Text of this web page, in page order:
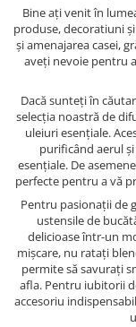
Bine ați venit în
produse, decoratiuni
și amenajarea casei,
aveți nevoie pentru
Dacă sunteți în
selecția noastră de
uleiuri esențiale.
purificând aerul
esențiale. De
perfecte pentru a vă
Pentru pasionații de
ustensile de
delicioase într-un
mișcare, nu ratați
permite să savurați
afla. Pentru iubitorii
accesoriu